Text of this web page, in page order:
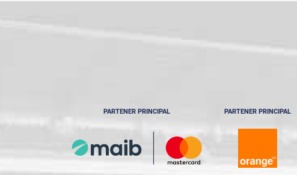
PARTENER PRINCIPAL PARTENER PRINCIPAL